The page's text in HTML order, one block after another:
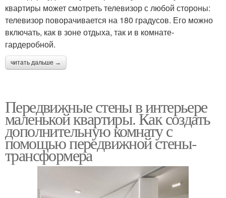
квартиры может смотреть телевизор с любой стороны:
телевизор поворачивается на 180 градусов. Его можно
включать, как в зоне отдыха, так и в комнате-
гардеробной.
читать дальше →
Передвижные стены в интерьере
маленькой квартиры. Как создать
дополнительную комнату с
помощью передвижной стены-
трансформера